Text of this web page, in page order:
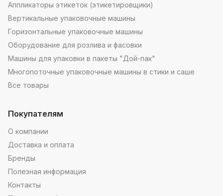
Аппликаторы этикеток (этикетировщики)
Вертикальные упаковочные машины
Горизонтальные упаковочные машины
Оборудование для розлива и фасовки
Машины для упаковки в пакеты "Дой-пак"
Многопоточные упаковочные машины в стики и саше
Все товары
Покупателям
О компании
Доставка и оплата
Бренды
Полезная информация
Контакты